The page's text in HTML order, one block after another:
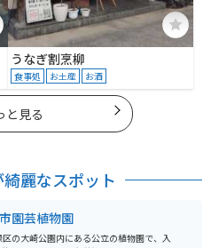
うなぎ割烹柳
食事処 お土産 お酒
と見る
麗なスポット
園芸植物園
区の大崎公園内にある公立の植物園で、入